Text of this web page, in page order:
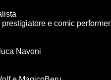
e comic performer
Navoni